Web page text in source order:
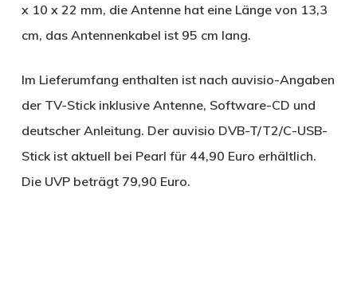
x 10 x 22 mm, die Antenne hat eine Länge von 13,3
cm, das Antennenkabel ist 95 cm lang.
Im Lieferumfang enthalten ist nach auvisio-Angaben
der TV-Stick inklusive Antenne, Software-CD und
deutscher Anleitung. Der auvisio DVB-T/T2/C-USB-
Stick ist aktuell bei Pearl für 44,90 Euro erhältlich.
Die UVP beträgt 79,90 Euro.